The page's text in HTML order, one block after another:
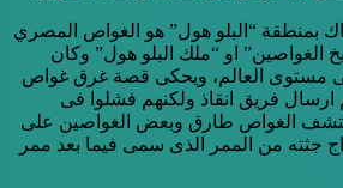
بمنطقة “البلو هول” هو الغواص المصري
او “ملك البلو هول” وكان
مستوى العالم، ويحكى قصة غرق غواص
ارسال فريق انقاذ ولكنهم فشلوا فى
الغواص طارق وبعض الغواصين على
جثته من الممر الذى سمى فيما بعد ممر